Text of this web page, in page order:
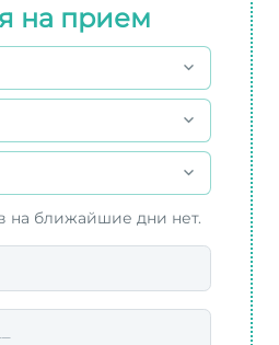
на прием
на ближайшие дни нет.